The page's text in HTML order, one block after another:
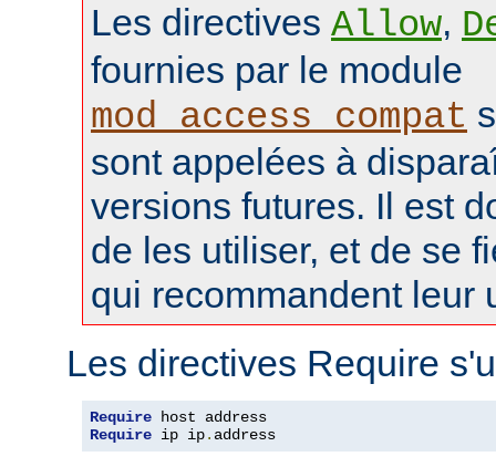
Les directives Allow,
fournies par le module
mod_access_compat
sont appelées à
versions futures. Il est
de les utiliser, et de se
qui recommandent leur
Les directives Require
Require
Require ip ip. address